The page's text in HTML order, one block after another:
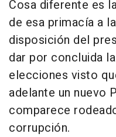
Cosa diferente es
de esa primacía a
disposición del
dar por concluida
elecciones visto
adelante un nuevo
comparece
corrupción.